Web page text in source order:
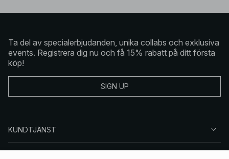
Ta del av specialerbjudanden, unika collabs och exklusiva
events. Registrera dig nu och få 15% rabatt på ditt första
köp!
SIGN UP
KUNDTJÄNST